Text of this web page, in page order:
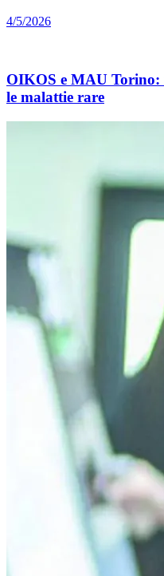
4/5/2026
OIKOS e MAU Torino:
le malattie rare